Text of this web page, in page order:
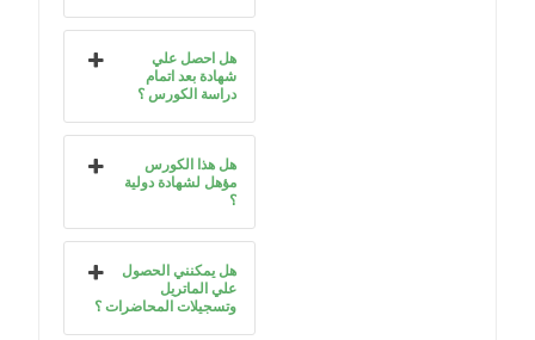
هل احصل علي
شهادة بعد اتمام
دراسة الكورس ؟
هل هذا الكورس
مؤهل لشهادة دولية
؟
هل يمكنني الحصول
علي الماتريل
وتسجيلات المحاضرات ؟